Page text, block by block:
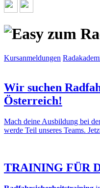
Kursanmeldungen
Wir suchen
Österreich!
Mach deine Ausbildung bei
werde Teil unseres Teams.
TRAINING FÜR